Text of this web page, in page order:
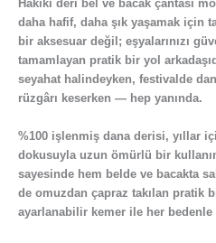
Hakiki deri bel ve bacak çantası
daha hafif, daha şık yaşamak için
bir aksesuar değil; eşyalarınızı
tamamlayan pratik bir yol
seyahat halindeyken, fes­tivalde
rüzgârı keserken — hep yanında.
%100 işlenmiş dana derisi, yıllar
dokusuyla uzun ömürlü bir
sayesinde hem belde ve bacakta
de omuzdan çapraz takılan pratik
ayarlanabilir kemer ile her